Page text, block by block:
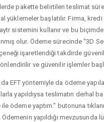
pakette belirtilen teslimat
yüklemeler başlatılır. Firma, kredi
sistemini kullanır ve bu
olur. Ödeme sürecinde "3D
işaretlendiği takdirde
ve güvenilir işlemler
EFT yöntemiyle da ödeme
yapıldıysa teslimatın derhal
ödeme yaptım." butonuna
yapıldığı mevzusunda